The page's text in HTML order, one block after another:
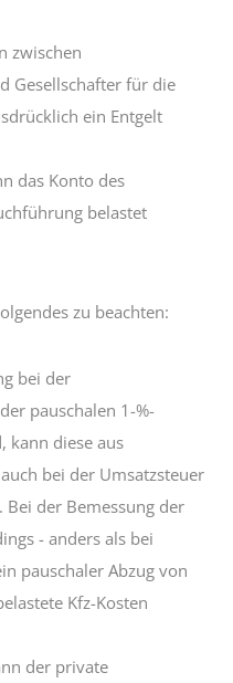
zwischen
Gesellschafter für die
ein Entgelt
das Konto des
belastet
zu beachten:
bei der
pauschalen 1-%-
kann diese aus
bei der Umsatzsteuer
der Bemessung der
- anders als bei
pauschaler Abzug von
Kfz-Kosten
der private